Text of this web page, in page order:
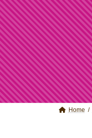
コ
ン
テ
ン
ツ
へ
ス
キ
ッ
プ
ナ
ビ
ゲ
ー
シ
ョ
ン
に
移
動
Home